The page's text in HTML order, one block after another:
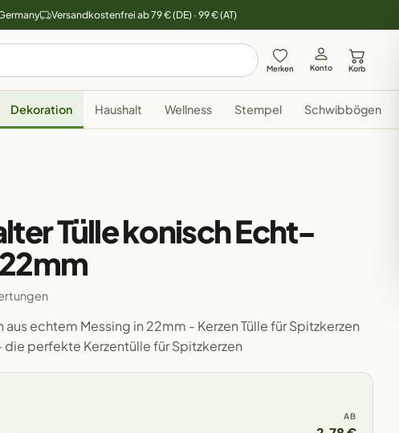
Versandkostenfrei ab 79 € (DE) · 99 € (AT)
Merken Konto Korb
Dekoration Haushalt Wellness Stempel Schwibbögen
Tülle konisch Echt-
aus echtem Messing in 22mm - Kerzen Tülle für Spitzkerzen
perfekte Kerzentülle für Spitzkerzen
AB